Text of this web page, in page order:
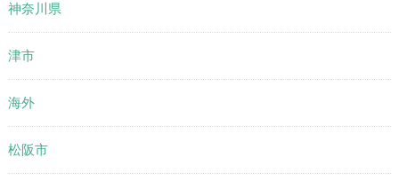
神奈川県
津市
海外
松阪市